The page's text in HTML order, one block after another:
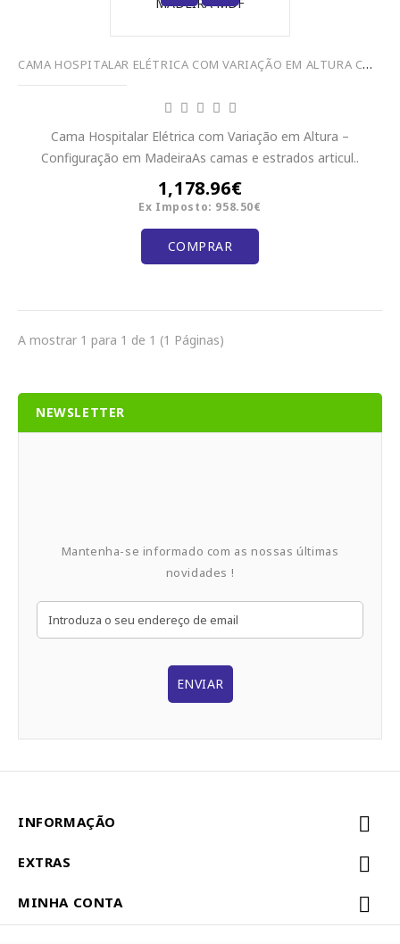
CAMA HOSPITALAR ELÉTRICA COM VARIAÇÃO EM ALTURA CONFIGURADA EM MADEIRA MDF
Cama Hospitalar Elétrica com Variação em Altura –
Configuração em MadeiraAs camas e estrados articul..
1,178.96€
Ex Imposto: 958.50€
COMPRAR
A mostrar 1 para 1 de 1 (1 Páginas)
NEWSLETTER
Mantenha-se informado com as nossas últimas
novidades !
ENVIAR
INFORMAÇÃO
EXTRAS
MINHA CONTA